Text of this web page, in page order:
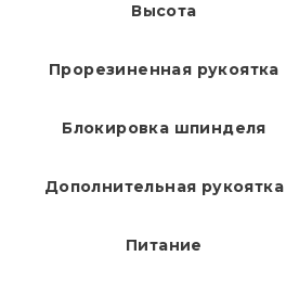
Высота
Прорезиненная рукоятка
Блокировка шпинделя
Дополнительная рукоятка
Питание